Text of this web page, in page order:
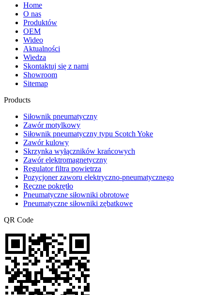
Home
O nas
Produktów
OEM
Wideo
Aktualności
Wiedza
Skontaktuj się z nami
Showroom
Sitemap
Products
Siłownik pneumatyczny
Zawór motylkowy
Siłownik pneumatyczny typu Scotch Yoke
Zawór kulowy
Skrzynka wyłączników krańcowych
Zawór elektromagnetyczny
Regulator filtra powietrza
Pozycjoner zaworu elektryczno-pneumatycznego
Ręczne pokrętło
Pneumatyczne siłowniki obrotowe
Pneumatyczne siłowniki zębatkowe
QR Code